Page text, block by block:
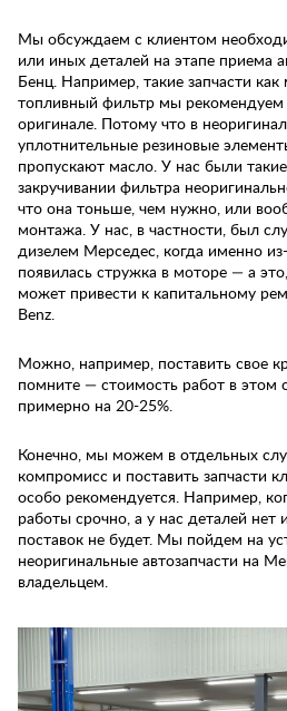
Мы обсуждаем с клиентом
или иных деталей на этапе приема
Бенц. Например, такие запчасти
топливный фильтр мы рекомендуем
оригинале. Потому что в
уплотнительные резиновые
пропускают масло. У нас были
закручивании фильтра
что она тоньше, чем нужно, или
монтажа. У нас, в частности, был
дизелем Мерседес, когда именно
появилась стружка в моторе — а
может привести к капитальному
Benz.
Можно, например, поставить свое
помните — стоимость работ в этом
примерно на 20-25%.
Конечно, мы можем в отдельных
компромисс и поставить запчасти
особо рекомендуется. Например,
работы срочно, а у нас деталей
поставок не будет. Мы пойдем на
неоригинальные автозапчасти на
владельцем.